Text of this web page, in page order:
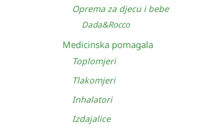
Oprema za djecu i bebe
Dada&Rocco
Medicinska pomagala
Toplomjeri
Tlakomjeri
Inhalatori
Izdajalice